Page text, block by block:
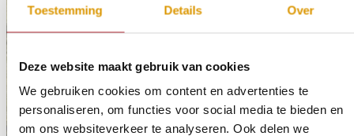
Toestemming Details Over
Deze website maakt gebruik van cookies
We gebruiken cookies om content en advertenties te
personaliseren, om functies voor social media te bieden en
om ons websiteverkeer te analyseren. Ook delen we